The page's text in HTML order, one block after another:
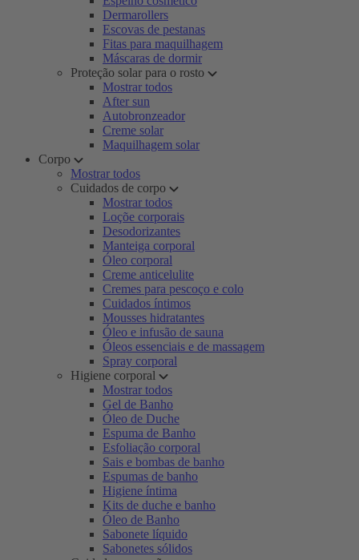
Dermarollers
Escovas de pestanas
Fitas para maquilhagem
Máscaras de dormir
Proteção solar para o rosto
Mostrar todos
After sun
Autobronzeador
Creme solar
Maquilhagem solar
Corpo
Mostrar todos
Cuidados de corpo
Mostrar todos
Loçõe corporais
Desodorizantes
Manteiga corporal
Óleo corporal
Creme anticelulite
Cremes para pescoço e colo
Cuidados íntimos
Mousses hidratantes
Óleo e infusão de sauna
Óleos essenciais e de massagem
Spray corporal
Higiene corporal
Mostrar todos
Gel de Banho
Óleo de Duche
Espuma de Banho
Esfoliação corporal
Sais e bombas de banho
Espumas de banho
Higiene íntima
Kits de duche e banho
Óleo de Banho
Sabonete líquido
Sabonetes sólidos